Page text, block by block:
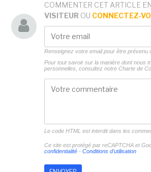
COMMENTER CET ARTICLE
VISITEUR OU CONNECTEZ-
Renseignez votre email pour être prévenu
Pour tout savoir sur la manière dont nous
personnelles, consultez notre Charte de
Le code HTML est interdit dans les
Ce site est protégé par reCAPTCHA et
confidentialité- Conditions d'utilisation